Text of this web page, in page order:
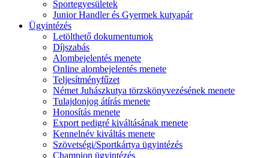
Sportegyesületek
Junior Handler és Gyermek kutyapár
Ügyintézés
Letölthető dokumentumok
Díjszabás
Alombejelentés menete
Online alombejelentés menete
Teljesítményfűzet
Német Juhászkutya törzskönyvezésének menete
Tulajdonjog átírás menete
Honosítás menete
Export pedigré kiváltásának menete
Kennelnév kiváltás menete
Szövetségi/Sportkártya ügyintézés
Champion ügyintézés